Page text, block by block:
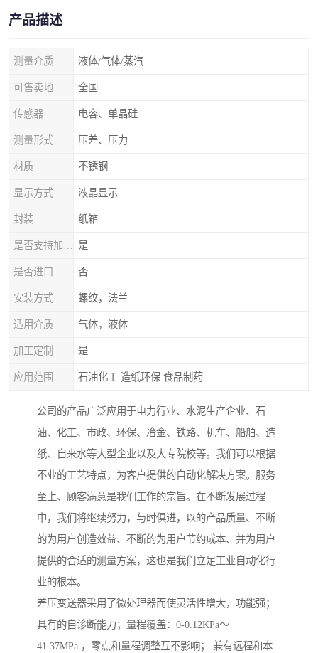
产品描述
测量介质 液体/气体/蒸汽
可售卖地 全国
传感器 电容、单晶硅
测量形式 压差、压力
材质 不锈钢
显示方式 液晶显示
封装 纸箱
是
是否进口 否
安装方式 螺纹，法兰
适用介质 气体，液体
加工定制 是
应用范围 石油化工 造纸环保 食品制药
公司的产品广泛应用于电力行业、水泥生产企业、石
油、化工、市政、环保、冶金、铁路、机车、船舶、造
纸、自来水等大型企业以及大专院校等。我们可以根据
不业的工艺特点，为客户提供的自动化解决方案。服务
至上、顾客满意是我们工作的宗旨。在不断发展过程
中，我们将继续努力，与时俱进，以的产品质量、不断
的为用户创造效益、不断的为用户节约成本、并为用户
提供的合适的测量方案，这也是我们立足工业自动化行
业的根本。
差压变送器采用了微处理器而使灵活性增大，功能强；
具有的自诊断能力；量程覆盖：0-0.12KPa～
41.37MPa ，零点和量程调整互不影响； 兼有远程和本